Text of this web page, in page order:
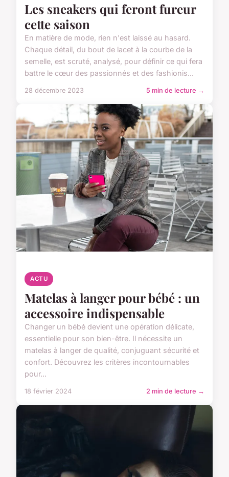
Les sneakers qui feront fureur
cette saison
En matière de mode, rien n'est laissé au hasard.
Chaque détail, du bout de lacet à la courbe de la
semelle, est scruté, analysé, pour définir ce qui fera
battre le cœur des passionnés et des fashionis...
28 décembre 2023 5 min de lecture →
ACTU
Matelas à langer pour bébé : un
accessoire indispensable
Changer un bébé devient une opération délicate,
essentielle pour son bien-être. Il nécessite un
matelas à langer de qualité, conjuguant sécurité et
confort. Découvrez les critères incontournables
pour...
18 février 2024 2 min de lecture →